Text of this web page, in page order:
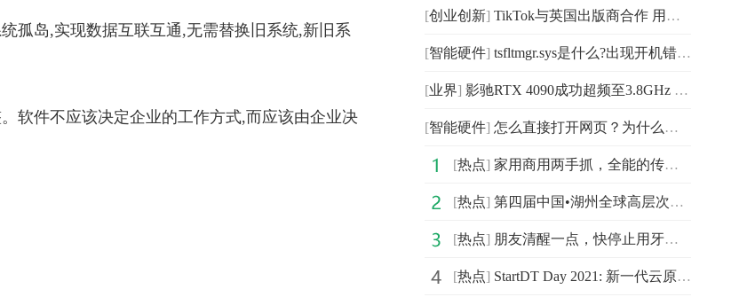
孤岛,实现数据互联互通,无需替换旧系统,新旧系
软件不应该决定企业的工作方式,而应该由企业决
[创业创新] TikTok与英国出版商合作 用户首次能够通过TikTok直接购买书籍
[智能硬件] tsfltmgr.sys是什么?出现开机错误tsfltmgr.sys怎么办？开
[业界] 影驰RTX 4090成功超频至3.8GHz 连破14项世界纪录
[智能硬件] 怎么直接打开网页？为什么不能直接打开网页？怎么设置启
[热点] 家用商用两手抓，全能的传祺M6 PRO实在太香
[热点] 第四届中国•湖州全球高层次人才创新创业大赛北京城市赛
[热点] 朋友清醒一点，快停止用牙开瓶盖的迷惑行为
[热点] StartDT Day 2021: 新一代云原生数据中台仰世而来